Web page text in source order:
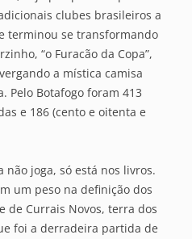
clubes brasileiros a
terminou se transformando
“o Furacão da Copa”,
a mística camisa
Pelo Botafogo foram 413
e 186 (cento e oitenta e
joga, só está nos livros.
um peso na definição dos
de Currais Novos, terra dos
foi a derradeira partida de